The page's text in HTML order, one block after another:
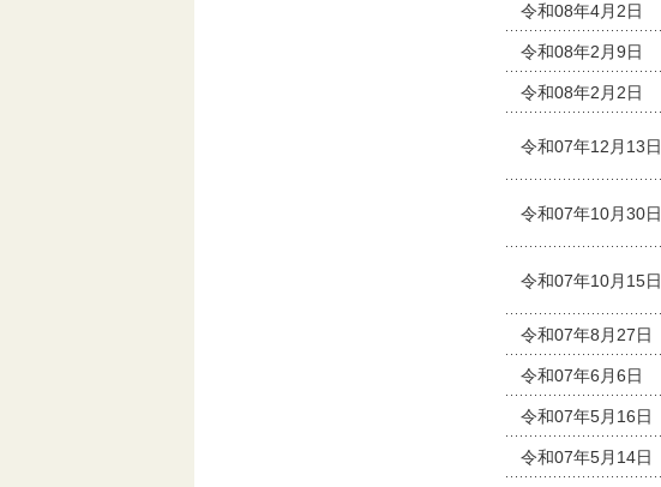
令和08年4月2日
令和08年2月9日
令和08年2月2日
令和07年12月13日
令和07年10月30日
令和07年10月15日
令和07年8月27日
令和07年6月6日
令和07年5月16日
令和07年5月14日